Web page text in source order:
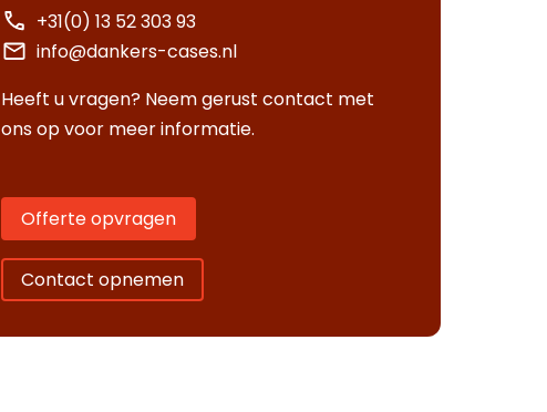
+31(0) 13 52 303 93
info@dankers-cases.nl
Heeft u vragen? Neem gerust contact met
ons op voor meer informatie.
Offerte opvragen
Contact opnemen